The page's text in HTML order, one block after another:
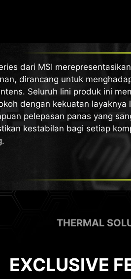
dari MSI
dirancang untuk
Seluruh lini produk ini
dengan kekuatan layaknya
pelepasan panas yang
kestabilan bagi setiap
THERMAL
EXCLUSIVE